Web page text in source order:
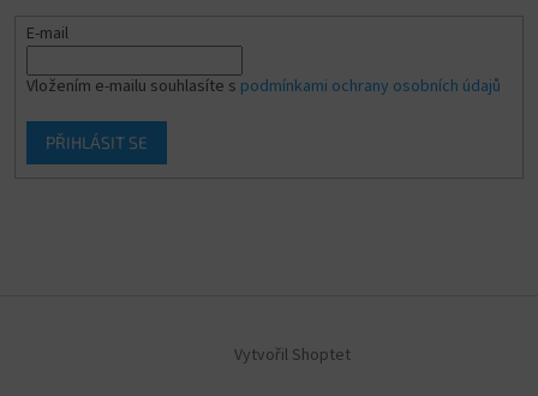
E-mail
Vložením e-mailu souhlasíte s podmínkami ochrany osobních údajů
PŘIHLÁSIT SE
Vytvořil Shoptet